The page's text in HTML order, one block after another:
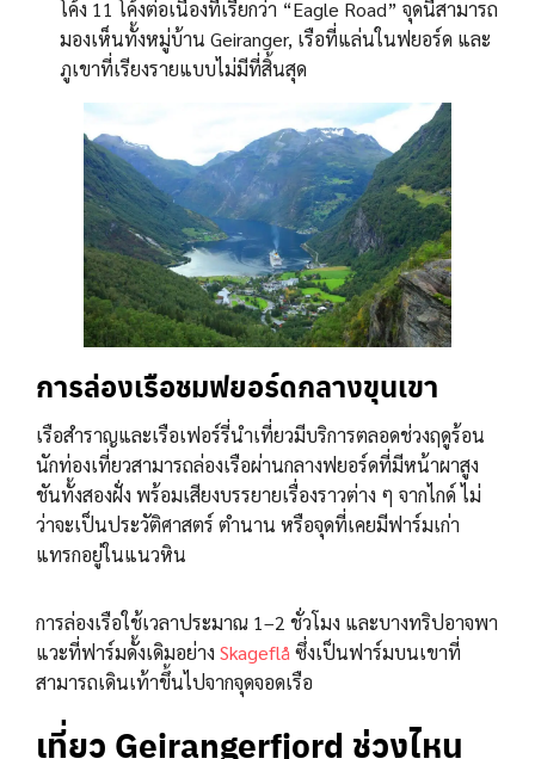
โค้ง 11 โค้งต่อเนื่องที่เรียกว่า “Eagle Road” จุดนี้สามารถ
มองเห็นทั้งหมู่บ้าน Geiranger, เรือที่แล่นในฟยอร์ด และ
ภูเขาที่เรียงรายแบบไม่มีที่สิ้นสุด
การล่องเรือชมฟยอร์ดกลางขุนเขา
เรือสำราญและเรือเฟอร์รี่นำเที่ยวมีบริการตลอดช่วงฤดูร้อน
นักท่องเที่ยวสามารถล่องเรือผ่านกลางฟยอร์ดที่มีหน้าผาสูง
ชันทั้งสองฝั่ง พร้อมเสียงบรรยายเรื่องราวต่าง ๆ จากไกด์ ไม่
ว่าจะเป็นประวัติศาสตร์ ตำนาน หรือจุดที่เคยมีฟาร์มเก่า
แทรกอยู่ในแนวหิน
การล่องเรือใช้เวลาประมาณ 1–2 ชั่วโมง และบางทริปอาจพา
แวะที่ฟาร์มดั้งเดิมอย่าง Skageflå ซึ่งเป็นฟาร์มบนเขาที่
สามารถเดินเท้าขึ้นไปจากจุดจอดเรือ
เที่ยว Geirangerfjord ช่วงไหน